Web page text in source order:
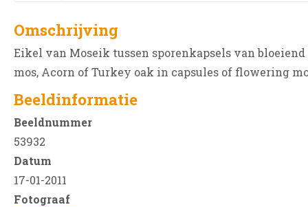
Omschrijving
Eikel van Moseik tussen sporenkapsels van bloeiend
mos, Acorn of Turkey oak in capsules of flowering
Beeldinformatie
Beeldnummer
53932
Datum
17-01-2011
Fotograaf